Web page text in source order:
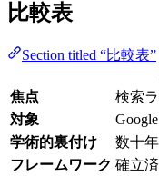
比較表
Section titled “比較表”
焦点
検索
対象
学術的裏付け
数十
フレームワーク 確立